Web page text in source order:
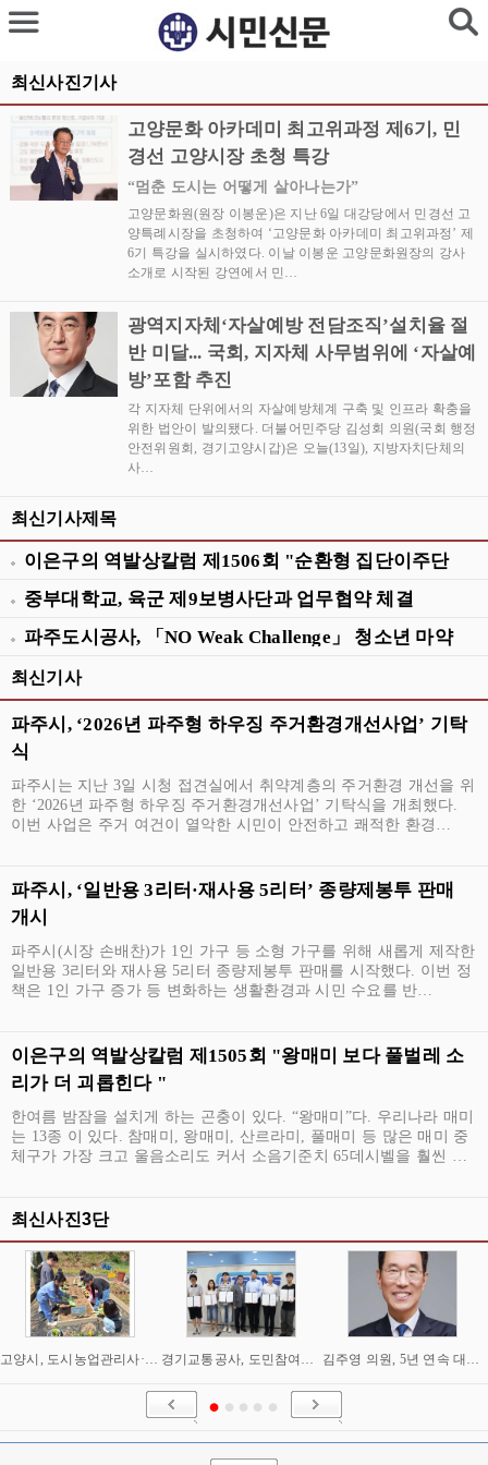
최신사진기사
고양문화 아카데미 최고위과정 제6기, 민
경선 고양시장 초청 특강
“멈춘 도시는 어떻게 살아나는가”
고양문화원(원장 이봉운)은 지난 6일 대강당에서 민경선 고
양특례시장을 초청하여 ‘고양문화 아카데미 최고위과정’ 제
6기 특강을 실시하였다. 이날 이봉운 고양문화원장의 강사
소개로 시작된 강연에서 민…
광역지자체‘자살예방 전담조직’설치율 절
반 미달... 국회, 지자체 사무범위에 ‘자살예
방’포함 추진
각 지자체 단위에서의 자살예방체계 구축 및 인프라 확충을
위한 법안이 발의됐다. 더불어민주당 김성회 의원(국회 행정
안전위원회, 경기고양시갑)은 오늘(13일), 지방자치단체의
사…
최신기사제목
이은구의 역발상칼럼 제1506회 "순환형 집단이주단
중부대학교, 육군 제9보병사단과 업무협약 체결
파주도시공사, 「NO Weak Challenge」 청소년 마약
최신기사
파주시, ‘2026년 파주형 하우징 주거환경개선사업’ 기탁
식
파주시는 지난 3일 시청 접견실에서 취약계층의 주거환경 개선을 위
한 ‘2026년 파주형 하우징 주거환경개선사업’ 기탁식을 개최했다.
이번 사업은 주거 여건이 열악한 시민이 안전하고 쾌적한 환경…
파주시, ‘일반용 3리터·재사용 5리터’ 종량제봉투 판매
개시
파주시(시장 손배찬)가 1인 가구 등 소형 가구를 위해 새롭게 제작한
일반용 3리터와 재사용 5리터 종량제봉투 판매를 시작했다. 이번 정
책은 1인 가구 증가 등 변화하는 생활환경과 시민 수요를 반…
이은구의 역발상칼럼 제1505회 "왕매미 보다 풀벌레 소
리가 더 괴롭힌다 "
한여름 밤잠을 설치게 하는 곤충이 있다. “왕매미”다. 우리나라 매미
는 13종 이 있다. 참매미, 왕매미, 산르라미, 풀매미 등 많은 매미 중
체구가 가장 크고 울음소리도 커서 소음기준치 65데시벨을 훨씬 …
최신사진3단
고양시, 도시농업관리사·치유농업사 ‘온동네 초등돌봄 강사’로 육성 경기교통공사, 도민참여단 '지티어스' 출범…참여형 교통정책 강화 김주영 의원, 5년 연속 대한민국 헌정대상 수상